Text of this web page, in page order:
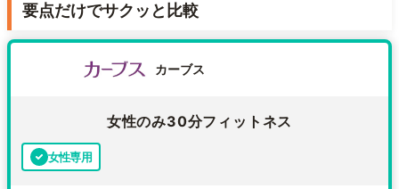
要点だけでサクッと比較
カーブス
女性のみ30分フィットネス
女性専用